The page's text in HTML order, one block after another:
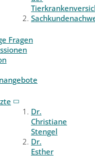
Fragen
Dr.
Christiane
Stengel
Dr.
Esther